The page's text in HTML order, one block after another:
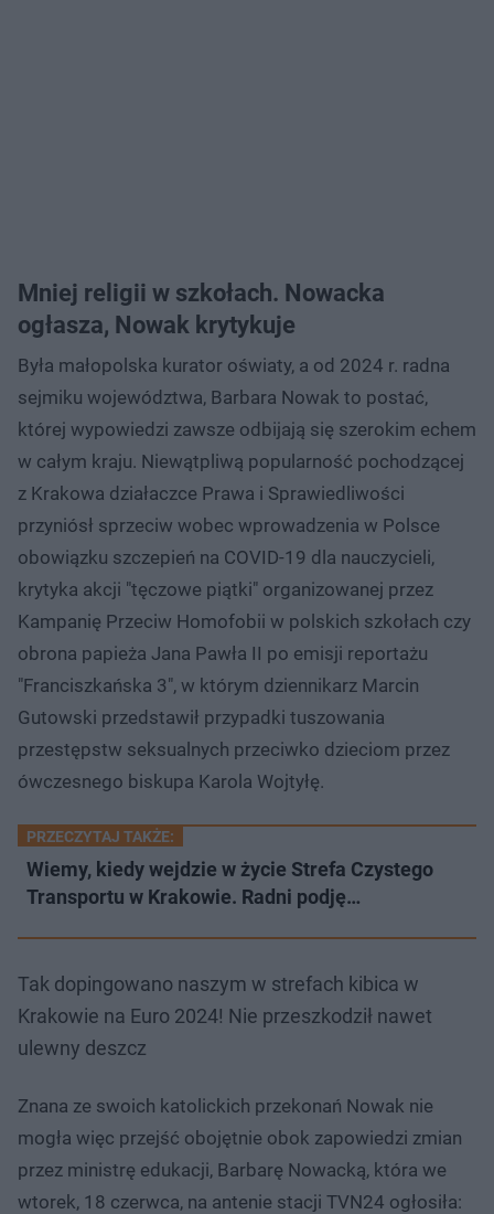
Mniej religii w szkołach. Nowacka
ogłasza, Nowak krytykuje
Była małopolska kurator oświaty, a od 2024 r. radna
sejmiku województwa, Barbara Nowak to postać,
której wypowiedzi zawsze odbijają się szerokim echem
w całym kraju. Niewątpliwą popularność pochodzącej
z Krakowa działaczce Prawa i Sprawiedliwości
przyniósł sprzeciw wobec wprowadzenia w Polsce
obowiązku szczepień na COVID-19 dla nauczycieli,
krytyka akcji "tęczowe piątki" organizowanej przez
Kampanię Przeciw Homofobii w polskich szkołach czy
obrona papieża Jana Pawła II po emisji reportażu
"Franciszkańska 3", w którym dziennikarz Marcin
Gutowski przedstawił przypadki tuszowania
przestępstw seksualnych przeciwko dzieciom przez
ówczesnego biskupa Karola Wojtyłę.
PRZECZYTAJ TAKŻE:
Wiemy, kiedy wejdzie w życie Strefa Czystego
Transportu w Krakowie. Radni podję…
Tak dopingowano naszym w strefach kibica w
Krakowie na Euro 2024! Nie przeszkodził nawet
ulewny deszcz
Znana ze swoich katolickich przekonań Nowak nie
mogła więc przejść obojętnie obok zapowiedzi zmian
przez ministrę edukacji, Barbarę Nowacką, która we
wtorek, 18 czerwca, na antenie stacji TVN24 ogłosiła: